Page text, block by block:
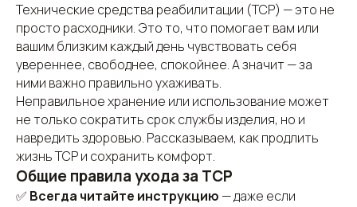
Технические средства реабилитации (ТСР) — это не
просто расходники. Это то, что помогает вам или
вашим близким каждый день чувствовать себя
увереннее, свободнее, спокойнее. А значит — за
ними важно правильно ухаживать.
Неправильное хранение или использование может
не только сократить срок службы изделия, но и
навредить здоровью. Рассказываем, как продлить
жизнь ТСР и сохранить комфорт.
Общие правила ухода за ТСР
✅ Всегда читайте инструкцию — даже если